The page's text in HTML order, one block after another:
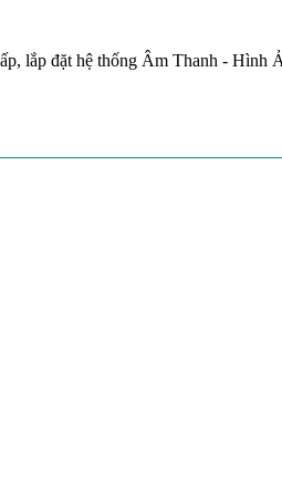
lắp đặt hệ thống Âm Thanh - Hình